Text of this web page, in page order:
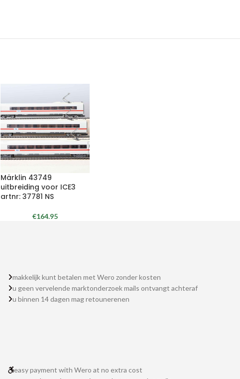
Märklin 43749
uitbreiding voor ICE3
artnr: 37781 NS
€164.95
makkelijk kunt betalen met Wero zonder kosten
u geen vervelende marktonderzoek mails ontvangt achteraf
u binnen 14 dagen mag retounerenen
easy payment with Wero at no extra cost